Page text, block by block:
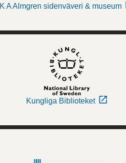
K A Almgren sidenväveri & museum
Kungliga Biblioteket